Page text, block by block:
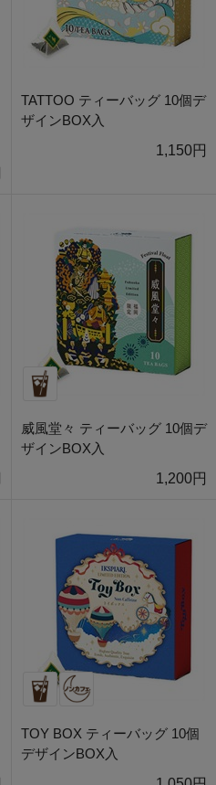
TATTOO ティーバッグ 10個デ
ザインBOX入
1,150円
威風堂々 ティーバッグ 10個デ
ザインBOX入
1,200円
TOY BOX ティーバッグ 10個
デザインBOX入